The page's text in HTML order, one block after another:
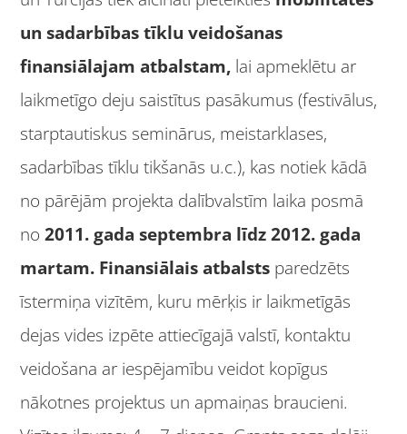
un sadarbības tīklu veidošanas
finansiālajam atbalstam, lai apmeklētu ar
laikmetīgo deju saistītus pasākumus (festivālus,
starptautiskus seminārus, meistarklases,
sadarbības tīklu tikšanās u.c.), kas notiek kādā
no pārējām projekta dalībvalstīm laika posmā
no2011. gada septembra līdz 2012. gada
martam. Finansiālais atbalsts paredzēts
īstermiņa vizītēm, kuru mērķis ir laikmetīgās
dejas vides izpēte attiecīgajā valstī, kontaktu
veidošana ar iespējamību veidot kopīgus
nākotnes projektus un apmaiņas braucieni.